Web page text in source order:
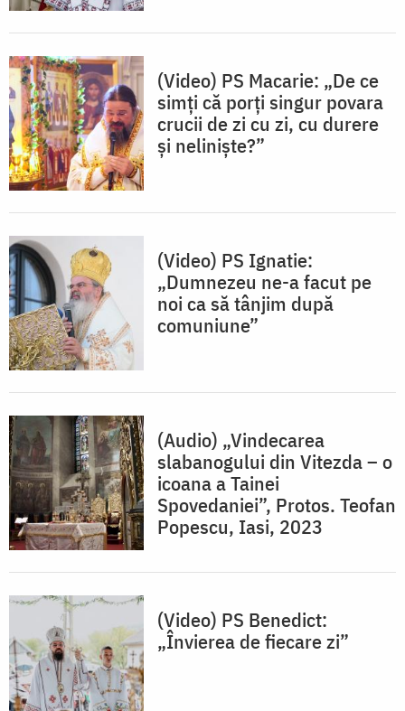
(Video) PS Macarie: „De ce
simți că porți singur povara
crucii de zi cu zi, cu durere
și neliniște?”
(Video) PS Ignatie:
„Dumnezeu ne-a facut pe
noi ca să tânjim după
comuniune”
(Audio) „Vindecarea
slabanogului din Vitezda – o
icoana a Tainei
Spovedaniei”, Protos. Teofan
Popescu, Iasi, 2023
(Video) PS Benedict:
„Învierea de fiecare zi”